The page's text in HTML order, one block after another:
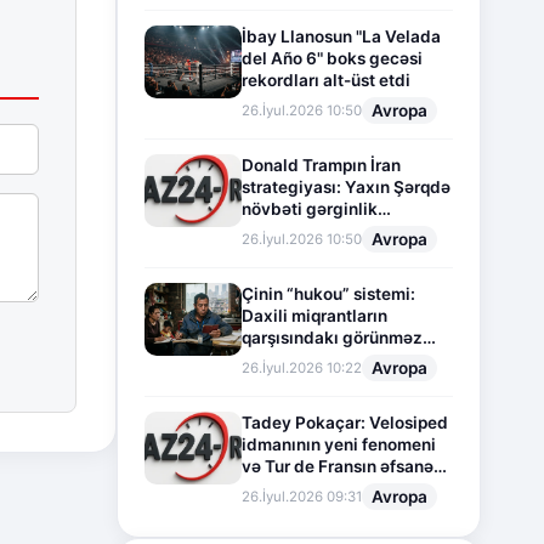
İbay Llanosun "La Velada
del Año 6" boks gecəsi
rekordları alt-üst etdi
26.İyul.2026 10:50 Avropa
Donald Trampın İran
strategiyası: Yaxın Şərqdə
növbəti gərginlik
mərhələsi
26.İyul.2026 10:50 Avropa
Çinin “hukou” sistemi:
Daxili miqrantların
qarşısındakı görünməz
sədd
26.İyul.2026 10:22 Avropa
Tadey Pokaçar: Velosiped
idmanının yeni fenomeni
və Tur de Fransın əfsanəvi
səhifəsi
26.İyul.2026 09:31 Avropa